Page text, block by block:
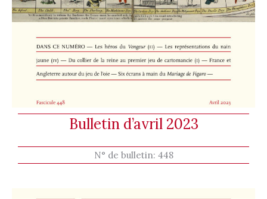
Bulletin d’avril 2023
N° de bulletin: 448